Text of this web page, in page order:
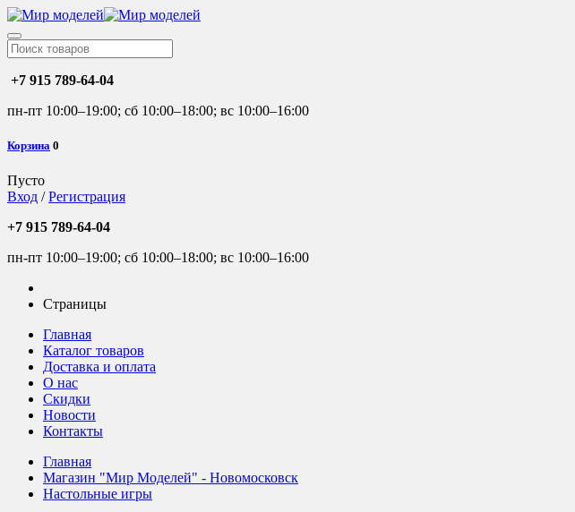
+7 915 789-64-04
пн-пт 10:00–19:00; сб 10:00–18:00; вс 10:00–16:00
Корзина 0
Пусто
Вход /Регистрация
+7 915 789-64-04
пн-пт 10:00–19:00; сб 10:00–18:00; вс 10:00–16:00
Страницы
Главная
Каталог товаров
Доставка и оплата
О нас
Скидки
Новости
Контакты
Главная
Магазин "Мир Моделей" - Новомосковск
Настольные игры